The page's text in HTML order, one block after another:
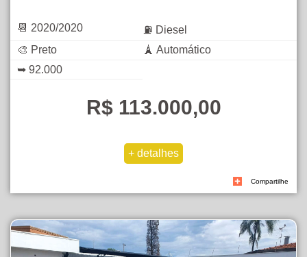
📆 2020/2020
⛽ Diesel
🎨 Preto
🗼 Automático
➥ 92.000
R$ 113.000,00
Compartilhe